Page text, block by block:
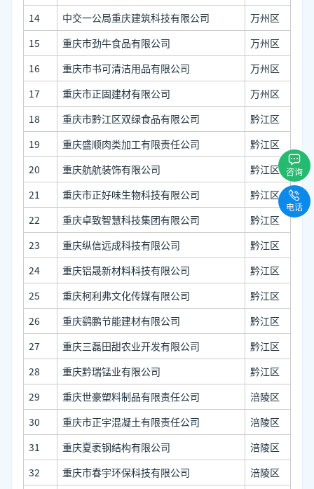
14
中交一公局重庆建筑科技有限公司
万州区
15
重庆市劲牛食品有限公司
万州区
16
重庆市书可清洁用品有限公司
万州区
17
重庆市正固建材有限公司
万州区
18
重庆市黔江区双绿食品有限公司
黔江区
19
重庆盛顺肉类加工有限责任公司
黔江区
20
重庆航航装饰有限公司
黔江区
21
重庆市正好味生物科技有限公司
黔江区
22
重庆卓致智慧科技集团有限公司
黔江区
23
重庆纵信远成科技有限公司
黔江区
24
重庆铝晟新材料科技有限公司
黔江区
25
重庆柯利弗文化传媒有限公司
黔江区
26
重庆鹞鹏节能建材有限公司
黔江区
27
重庆三磊田甜农业开发有限公司
黔江区
28
重庆黔瑞锰业有限公司
黔江区
29
重庆世豪塑料制品有限责任公司
涪陵区
30
重庆市正宇混凝土有限责任公司
涪陵区
31
重庆夏袤钢结构有限公司
涪陵区
32
重庆市春宇环保科技有限公司
涪陵区
咨询
电话